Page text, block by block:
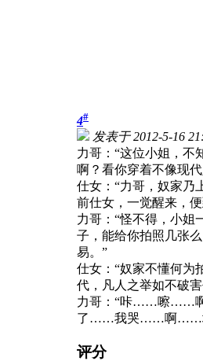
4#
发表于 2012-5-16
力哥：“这位小姐，不
啊？看你穿着不像现
仕女：“力哥，奴家乃
前仕女，一觉醒来，
力哥：“怪不得，小姐
子，能给你拍照几张
易。”
仕女：“奴家不懂何为
代，凡人之举如不破
力哥：“咔……嚓……
了……我哭……啊……
评分